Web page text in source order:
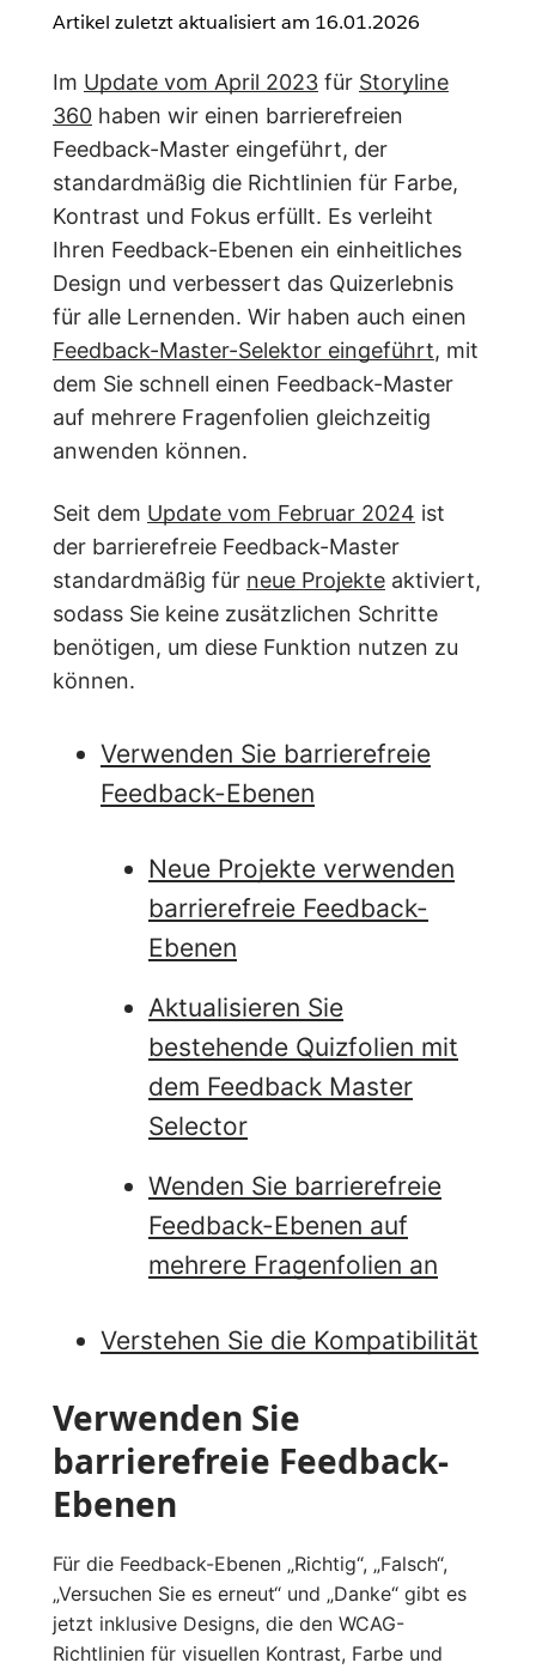
Artikel zuletzt aktualisiert am 16.01.2026
Im Update vom April 2023 für Storyline
360 haben wir einen barrierefreien
Feedback-Master eingeführt, der
standardmäßig die Richtlinien für Farbe,
Kontrast und Fokus erfüllt. Es verleiht
Ihren Feedback-Ebenen ein einheitliches
Design und verbessert das Quizerlebnis
für alle Lernenden. Wir haben auch einen
Feedback-Master-Selektor eingeführt, mit
dem Sie schnell einen Feedback-Master
auf mehrere Fragenfolien gleichzeitig
anwenden können.
Seit dem Update vom Februar 2024 ist
der barrierefreie Feedback-Master
standardmäßig für neue Projekte aktiviert,
sodass Sie keine zusätzlichen Schritte
benötigen, um diese Funktion nutzen zu
können.
Verwenden Sie barrierefreie
Feedback-Ebenen
Neue Projekte verwenden
barrierefreie Feedback-
Ebenen
Aktualisieren Sie
bestehende Quizfolien mit
dem Feedback Master
Selector
Wenden Sie barrierefreie
Feedback-Ebenen auf
mehrere Fragenfolien an
Verstehen Sie die Kompatibilität
Verwenden Sie
barrierefreie Feedback-
Ebenen
Für die Feedback-Ebenen „Richtig“, „Falsch“,
„Versuchen Sie es erneut“ und „Danke“ gibt es
jetzt inklusive Designs, die den WCAG-
Richtlinien für visuellen Kontrast, Farbe und